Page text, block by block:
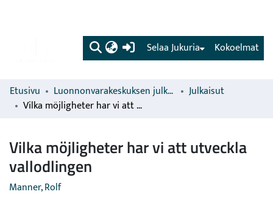
(current) Kokoelmat
Selaa Jukuria
Etusivu Luonnonvarakeskuksen julkaisut
Julkaisut
Vilka möjligheter har vi att utveckla vallodlingen
Vilka möjligheter har vi att utveckla
vallodlingen
Manner, Rolf